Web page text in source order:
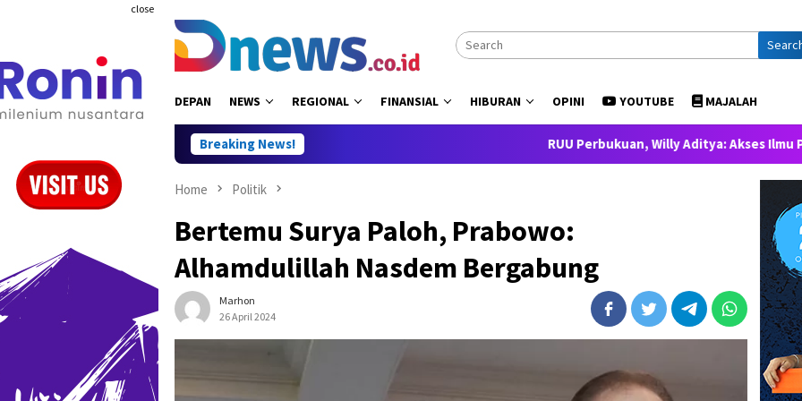
close
DEPAN NEWS REGIONAL FINANSIAL HIBURAN OPINI YOUTUBE MAJALAH
Breaking News! RUU Perbukuan, Willy Aditya: Akses Ilmu Pengetahuan
Home Politik
Bertemu Surya Paloh, Prabowo:
Alhamdulillah Nasdem Bergabung
Marhon
26 April 2024